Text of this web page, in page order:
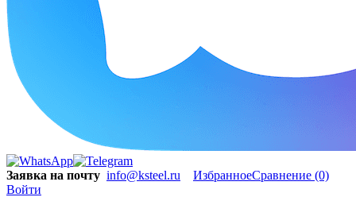
Заявка на почту info@ksteel.ru ИзбранноеСравнение (0)
Войти